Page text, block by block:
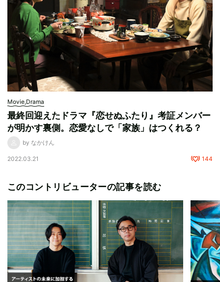
Movie,Drama
最終回迎えたドラマ『恋せぬふたり』考証メンバー
が明かす裏側。恋愛なしで「家族」はつくれる？
by なかけん
2022.03.21 144
このコントリビューターの記事を読む